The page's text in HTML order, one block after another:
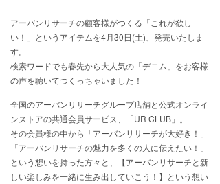
アーバンリサーチの顧客様がつくる「これが欲し
い！」というアイテムを4月30日(土)、発売いたしま
す。
検索ワードでも春先から大人気の「デニム」をお客様
の声を聴いてつくっちゃいました！
全国のアーバンリサーチグループ店舗と公式オンライ
ンストアの共通会員サービス、「UR CLUB」。
その会員様の中から「アーバンリサーチが大好き！」
「アーバンリサーチの魅力を多くの人に伝えたい！」
という想いを持った方々と、【アーバンリサーチと新
しい楽しみを一緒に生み出していこう！】という想い